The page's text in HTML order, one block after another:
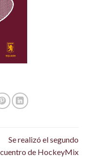
Se realizó el segundo
de HockeyMix